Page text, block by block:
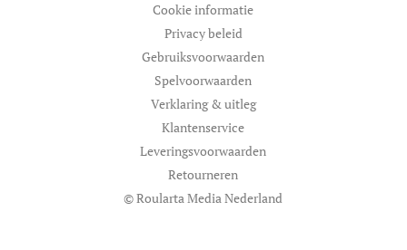
Cookie informatie
Privacy beleid
Gebruiksvoorwaarden
Spelvoorwaarden
Verklaring & uitleg
Klantenservice
Leveringsvoorwaarden
Retourneren
© Roularta Media Nederland